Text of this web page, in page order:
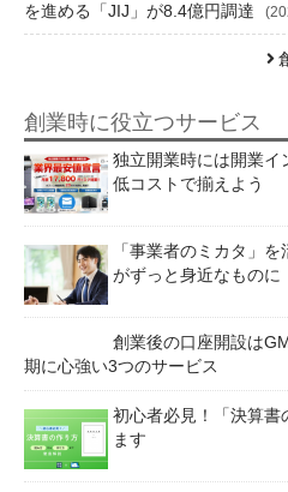
を進める「JIJ」が8.4億円調達
創業時に役立つサービス
独立開業時には開業イ
低コストで揃えよう
「事業者のミカタ」
がずっと身近なものに
創業後の口座開設は
期に心強い3つのサービス
初心者必見！「決算書
ます